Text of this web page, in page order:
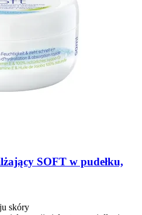
SOFT w pudełku,
skóry